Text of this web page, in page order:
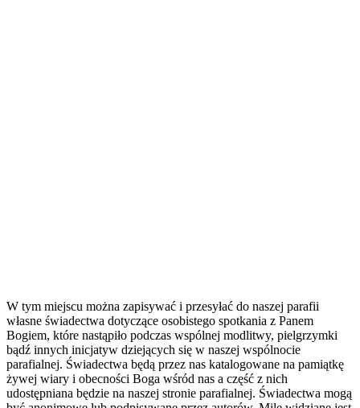
W tym miejscu można zapisywać i przesyłać do naszej parafii
własne świadectwa dotyczące osobistego spotkania z Panem
Bogiem, które nastąpiło podczas wspólnej modlitwy, pielgrzymki
bądź innych inicjatyw dziejących się w naszej wspólnocie
parafialnej. Świadectwa będą przez nas katalogowane na pamiątkę
żywej wiary i obecności Boga wśród nas a część z nich
udostępniana będzie na naszej stronie parafialnej. Świadectwa mogą